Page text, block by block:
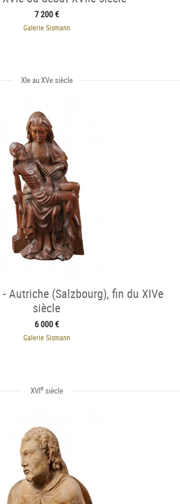
7 200 €
Galerie Sismann
XIe au XVe siècle
Autriche (Salzbourg), fin du XIVe
siècle
6 000 €
Galerie Sismann
XVIesiècle